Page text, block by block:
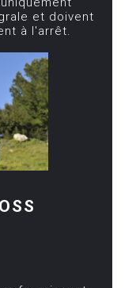
et doivent
à l'arrêt.